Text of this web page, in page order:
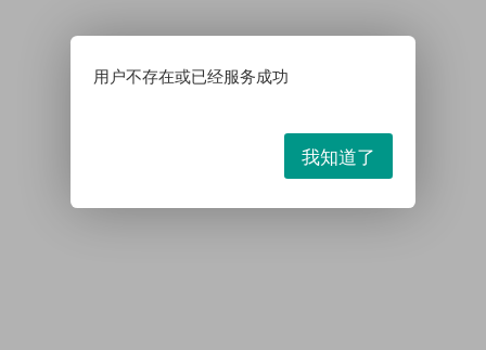
用户不存在或已经服务成功
我知道了